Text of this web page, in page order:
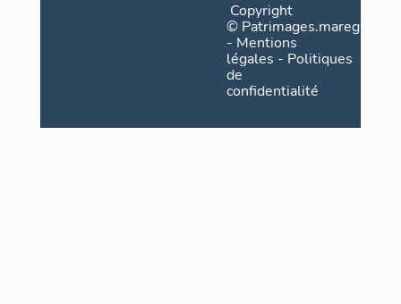
Copyright
©
- Mentions
légales - Politiques
de
confidentialité